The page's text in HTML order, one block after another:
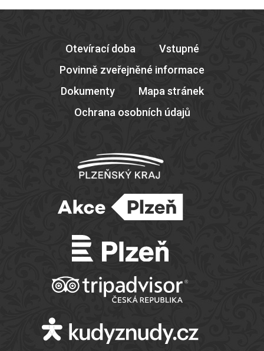
Otevírací doba
Vstupné
Povinně zveřejněné informace
Dokumenty
Mapa stránek
Ochrana osobních údajů